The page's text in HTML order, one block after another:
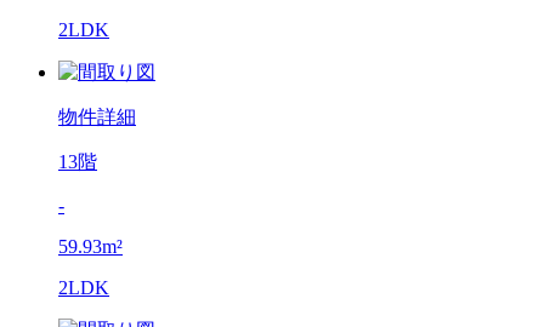
2LDK
物件詳細
13階
-
59.93m²
2LDK